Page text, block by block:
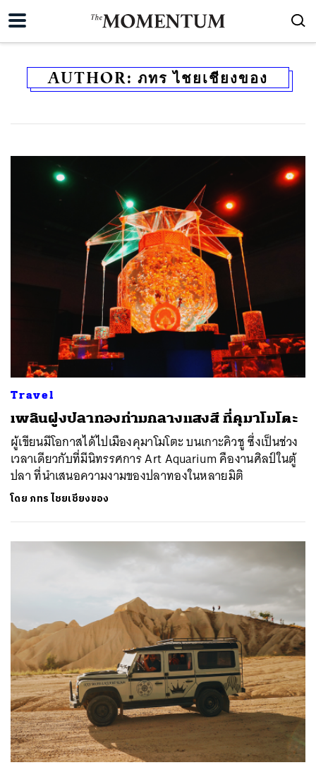
AUTHOR: ภทร ไชยเชียงของ
Travel
เพลิน​ฝูงปลาทองท่ามกลางแสงสี ที่คุมาโมโตะ
ผู้เขียนมีโอกาสได้ไปเมืองคุมาโมโตะ บนเกาะคิวชู ซึ่งเป็นช่วง
เวลาเดียวกับที่มีนิทรรศการ Art Aquarium คืองานศิลป์ในตู้
ปลา ที่นำเสนอความงามของปลาทองในหลายมิติ
โดย ภทร ไชยเชียงของ